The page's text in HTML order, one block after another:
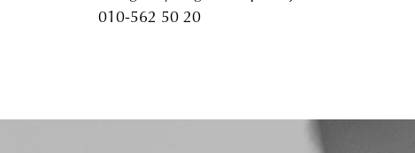
010-562 50 20